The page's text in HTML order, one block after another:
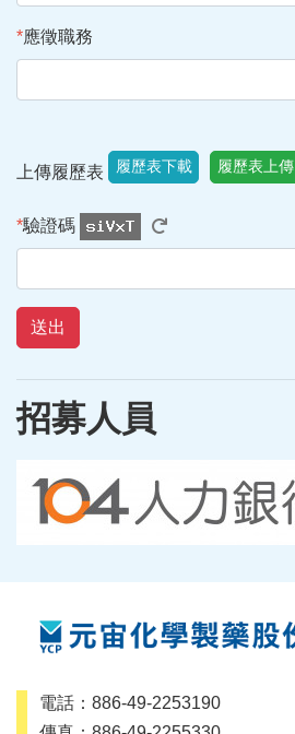
*應徵職務
上傳履歷表 履歷表下載 履歷表上傳
*驗證碼
送出
招募人員
電話：886-49-2253190